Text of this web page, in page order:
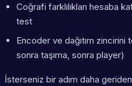
Coğrafi farklılıkları hesaba
test
Encoder ve dağıtım
sonra taşıma, sonra player)
İsterseniz bir adım daha